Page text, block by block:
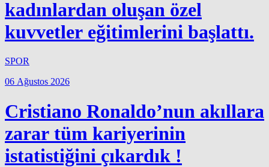
kadınlardan oluşan özel
kuvvetler eğitimlerini başlattı.
SPOR
06 Ağustos 2026
Cristiano Ronaldo’nun akıllara
zarar tüm kariyerinin
istatistiğini çıkardık !